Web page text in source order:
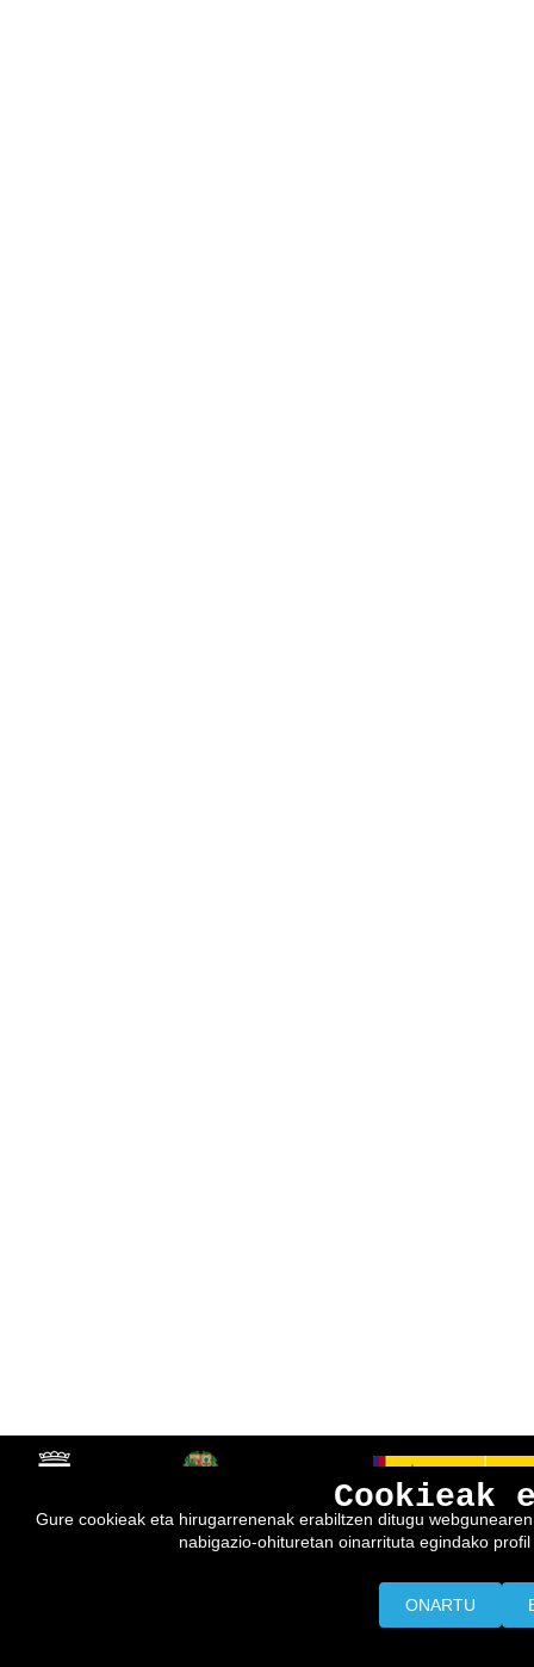
Cookieak
Gure cookieak eta hirugarrenenak erabiltzen ditugu
nabigazio-ohituretan oinarrituta egindako
ONARTU